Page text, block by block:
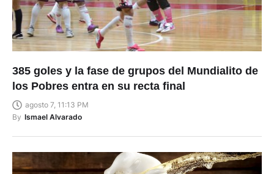
385 goles y la fase de grupos del Mundialito de
los Pobres entra en su recta final
agosto 7, 11:13 PM
By Ismael Alvarado